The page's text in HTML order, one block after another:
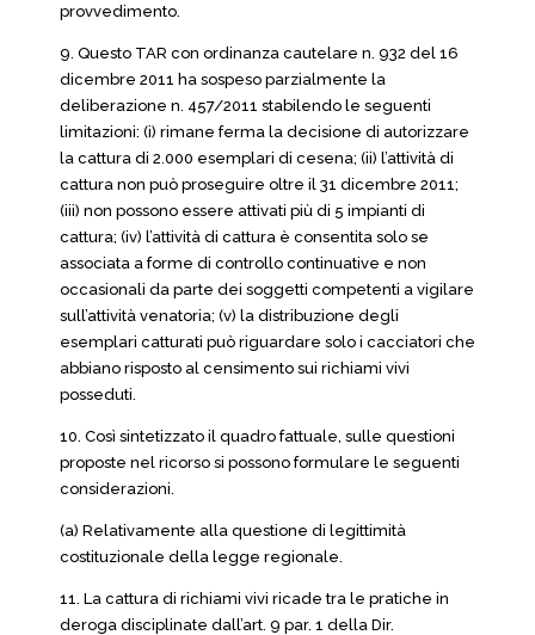
provvedimento.
9. Questo TAR con ordinanza cautelare n. 932 del 16
dicembre 2011 ha sospeso parzialmente la
deliberazione n. 457/2011 stabilendo le seguenti
limitazioni: (i) rimane ferma la decisione di autorizzare
la cattura di 2.000 esemplari di cesena; (ii) l’attività di
cattura non può proseguire oltre il 31 dicembre 2011;
(iii) non possono essere attivati più di 5 impianti di
cattura; (iv) l’attività di cattura è consentita solo se
associata a forme di controllo continuative e non
occasionali da parte dei soggetti competenti a vigilare
sull’attività venatoria; (v) la distribuzione degli
esemplari catturati può riguardare solo i cacciatori che
abbiano risposto al censimento sui richiami vivi
posseduti.
10. Così sintetizzato il quadro fattuale, sulle questioni
proposte nel ricorso si possono formulare le seguenti
considerazioni.
(a) Relativamente alla questione di legittimità
costituzionale della legge regionale.
11. La cattura di richiami vivi ricade tra le pratiche in
deroga disciplinate dall’art. 9 par. 1 della Dir.